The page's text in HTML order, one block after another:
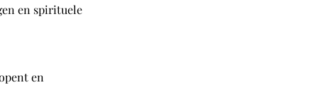
en spirituele
en